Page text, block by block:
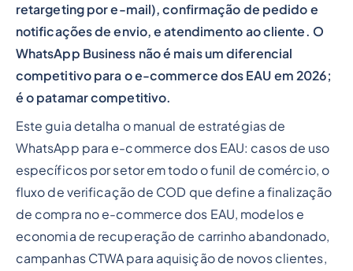
retargeting por e-mail), confirmação de pedido e
notificações de envio, e atendimento ao cliente. O
WhatsApp Business não é mais um diferencial
competitivo para o e-commerce dos EAU em 2026;
é o patamar competitivo.
Este guia detalha o manual de estratégias de
WhatsApp para e-commerce dos EAU: casos de uso
específicos por setor em todo o funil de comércio, o
fluxo de verificação de COD que define a finalização
de compra no e-commerce dos EAU, modelos e
economia de recuperação de carrinho abandonado,
campanhas CTWA para aquisição de novos clientes,